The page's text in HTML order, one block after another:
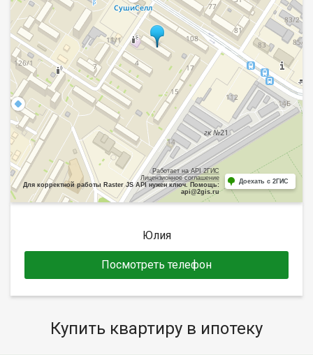
Работает на API 2ГИС
Лицензионное соглашение
Для корректной работы Raster JS API нужен ключ. Помощь:
api@2gis.ru
Доехать с 2ГИС
Юлия
Посмотреть телефон
Купить квартиру в ипотеку